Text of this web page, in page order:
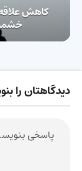
دیدگاهتان را